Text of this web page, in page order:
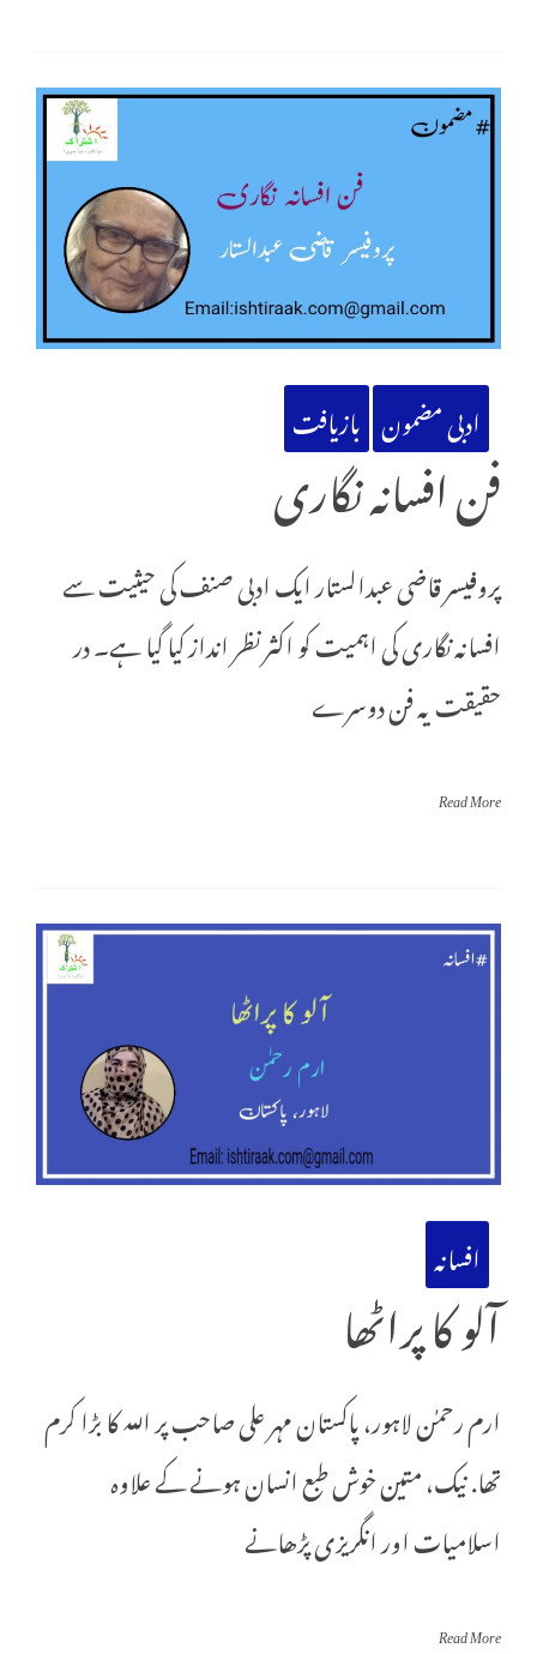
ادبی مضمون بازیافت
فن افسانہ نگاری
پروفیسر قاضی عبدالستار ایک ادبی صنف کی حیثیت سے
افسانہ نگاری کی اہمیت کو اکثر نظر انداز کیا گیا ہے۔ در
حقیقت یہ فن دوسرے
Read More
افسانہ
آلو کا پراٹھا
ارم رحمٰن لاہور، پاکستان مہر علی صاحب پر اللہ کا بڑا کرم
تھا. نیک، متین خوش طبع انسان ہونے کے علاوہ
اسلامیات اور انگریزی پڑھانے
Read More